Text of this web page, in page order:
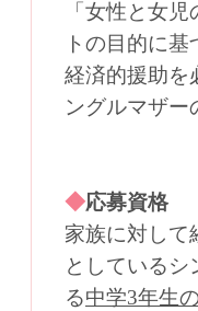
「女性と女
トの目的に
経済的援助を
ングルマザー
◆応募資格
家族に対して
としている
る中学3年生